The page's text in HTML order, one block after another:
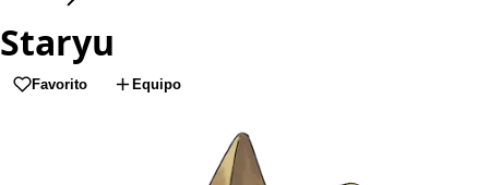
Team Builder
Tabla de Tipos
Staryu
Favorito Equipo